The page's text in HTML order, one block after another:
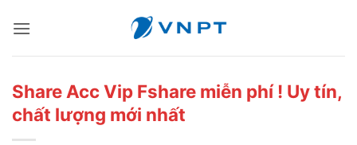
qua
Share Acc Vip Fshare miễn phí ! Uy tín,
chất lượng mới nhất